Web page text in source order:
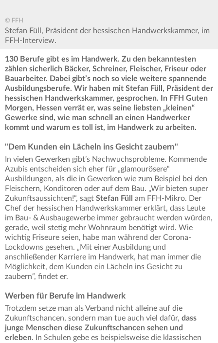
© FFH
Stefan Füll, Präsident der hessischen Handwerkskammer, im
FFH-Interview.
130 Berufe gibt es im Handwerk. Zu den bekanntesten
zählen sicherlich Bäcker, Schreiner, Fleischer, Friseur oder
Bauarbeiter. Dabei gibt’s noch so viele weitere spannende
Ausbildungsberufe. Wir haben mit Stefan Füll, Präsident der
hessischen Handwerkskammer, gesprochen. In FFH Guten
Morgen, Hessen verrät er, was seine liebsten „kleinen“
Gewerke sind, wie man schnell an einen Handwerker
kommt und warum es toll ist, im Handwerk zu arbeiten.
"Dem Kunden ein Lächeln ins Gesicht zaubern"
In vielen Gewerken gibt’s Nachwuchsprobleme. Kommende
Azubis entscheiden sich eher für „glamourösere“
Ausbildungen, als die in Gewerken wie zum Beispiel bei den
Fleischern, Konditoren oder auf dem Bau. „Wir bieten super
Zukunftsaussichten!“, sagt Stefan Füll am FFH-Mikro. Der
Chef der hessischen Handwerkskammer erklärt, dass Leute
im Bau- & Ausbaugewerbe immer gebraucht werden würden,
gerade, weil stetig mehr Wohnraum benötigt wird. Wie
wichtig Friseure seien, habe man während der Corona-
Lockdowns gesehen. „Mit einer Ausbildung und
anschließender Karriere im Handwerk, hat man immer die
Möglichkeit, dem Kunden ein Lächeln ins Gesicht zu
zaubern“, findet er.
Werben für Berufe im Handwerk
Trotzdem setze man als Verband nicht alleine auf die
Zukunftschancen, sondern man tue auch viel dafür, dass
junge Menschen diese Zukunftschancen sehen und
erleben. In Schulen gebe es beispielsweise die klassischen